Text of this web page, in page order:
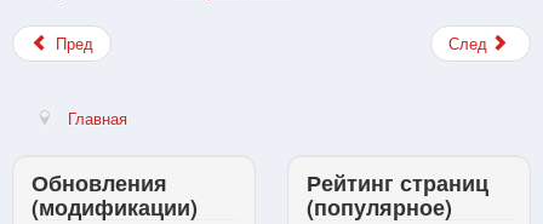
Пред След
Главная
Обновления
(модификации)
Рейтинг страниц
(популярное)